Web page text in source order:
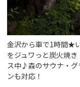
金沢から車で1時間★
をジュワっと炭火焼
ス中♪森のサウナ・グ
ンも対応！